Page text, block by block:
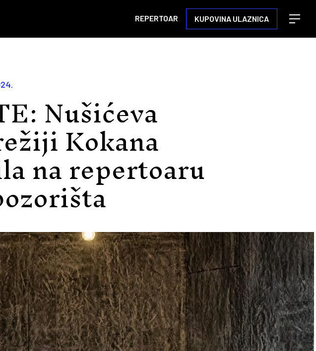
REPERTOAR KUPOVINA ULAZNICA
Open
Nušićeva
Kokana
na repertoaru